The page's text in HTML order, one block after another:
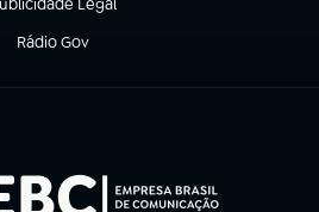
Legal
em nova aba)
Rádio Gov
(abre em nova aba)